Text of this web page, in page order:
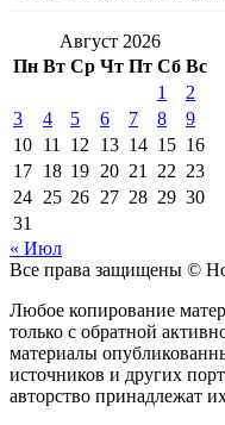
Август 2026
Пн Вт Ср Чт Пт Сб Вс
1
2
3
4 5 6 7 8
9
10 11 12 13 14 15 16
17 18 19 20 21 22 23
24 25 26 27 28 29 30
31
« Июл
Все права защищены ©
Любое копирование
только с обратной
материалы
источников и других
авторство принадлежат